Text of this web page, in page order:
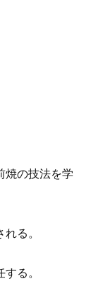
の技法を学
る。
る。